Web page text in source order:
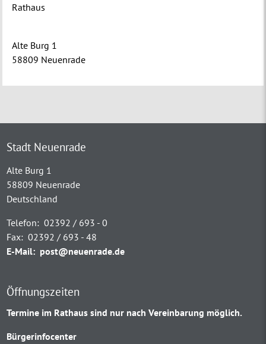
Rathaus
Alte Burg 1
58809 Neuenrade
Stadt Neuenrade
Alte Burg 1
58809 Neuenrade
Deutschland
Telefon: 02392 / 693 - 0
Fax: 02392 / 693 - 48
E-Mail: post@neuenrade.de
Öffnungszeiten
Termine im Rathaus sind nur nach Vereinbarung möglich.
Bürgerinfocenter